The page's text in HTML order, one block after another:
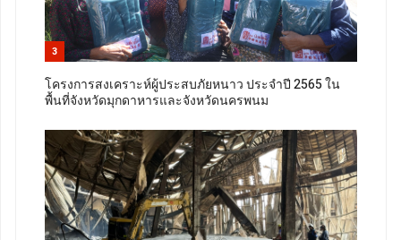
3
โครงการสงเคราะห์ผู้ประสบภัยหนาว ประจำปี 2565 ใน
พื้นที่จังหวัดมุกดาหารและจังหวัดนครพนม